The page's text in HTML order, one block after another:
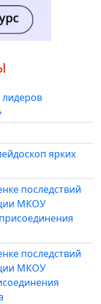
ярких
последствий
МКОУ
последствий
МКОУ